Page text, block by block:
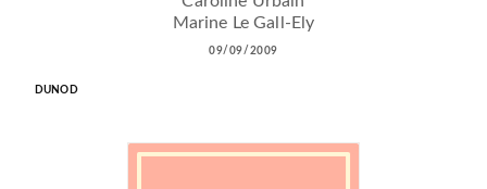
Marine Le Gall-Ely
09/09/2009
DUNOD